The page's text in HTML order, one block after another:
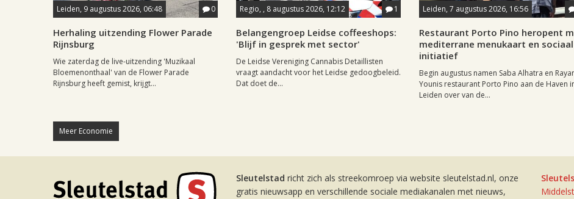
Leiden, 9 augustus 2026, 06:48 0
Herhaling uitzending Flower Parade
Rijnsburg
Wie zaterdag de live-uitzending 'Muzikaal
Bloemenonthaal' van de Flower Parade
Rijnsburg heeft gemist, krijgt...
Regio, , 8 augustus 2026, 12:12 1
Belangengroep Leidse coffeeshops:
'Blijf in gesprek met sector'
De Leidse Vereniging Cannabis Detaillisten
vraagt aandacht voor het Leidse gedoogbeleid.
Dat doet de...
Leiden, 7 augustus 2026, 16:56
Restaurant Porto Pino heropent
mediterrane menukaart en sociaal
initiatief
Begin augustus namen Saba Alhatra en
Younis restaurant Porto Pino aan de Haven
Leiden over van de...
Meer Economie
Sleutelstad richt zich als streekomroep via website sleutelstad.nl, onze
gratis nieuwsapp en verschillende sociale mediakanalen met nieuws,